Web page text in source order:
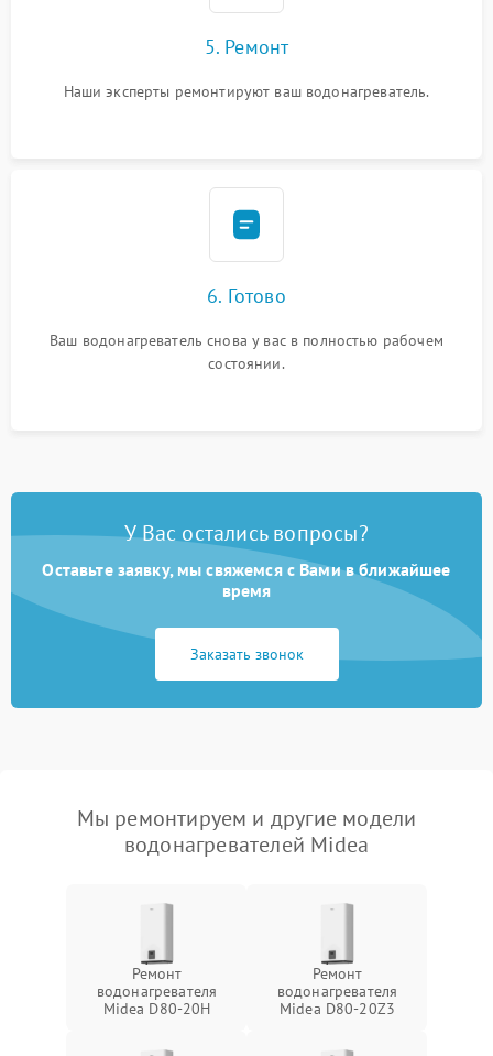
5. Ремонт
Наши эксперты ремонтируют ваш водонагреватель.
6. Готово
Ваш водонагреватель снова у вас в полностью рабочем
состоянии.
У Вас остались вопросы?
Оставьте заявку, мы свяжемся с Вами в ближайшее
время
Заказать звонок
Мы ремонтируем и другие модели
водонагревателей Midea
Ремонт
водонагревателя
Midea D80-20Н
Ремонт
водонагревателя
Midea D80-20Z3